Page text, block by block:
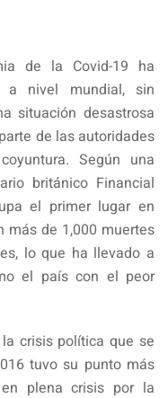
de la Covid-19 ha
a nivel mundial, sin
situación desastrosa
de las autoridades
Según una
británico Financial
el primer lugar en
más de 1,000 muertes
lo que ha llevado a
el país con el peor
crisis política que se
tuvo su punto más
plena crisis por la